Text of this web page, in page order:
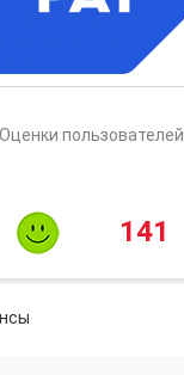
Оценки пользователей
141